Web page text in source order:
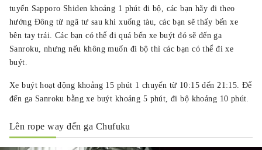
tuyến Sapporo Shiden khoảng 1 phút đi bộ, các bạn hãy đi theo
hướng Đông từ ngã tư sau khi xuống tàu, các bạn sẽ thấy bến xe
bên tay trái. Các bạn có thể đi quá bến xe buýt đó sẽ đến ga
Sanroku, nhưng nếu không muốn đi bộ thì các bạn có thể đi xe
buýt.
Xe buýt hoạt động khoảng 15 phút 1 chuyến từ 10:15 đến 21:15. Để
đến ga Sanroku bằng xe buýt khoảng 5 phút, đi bộ khoảng 10 phút.
Lên rope way đến ga Chufuku